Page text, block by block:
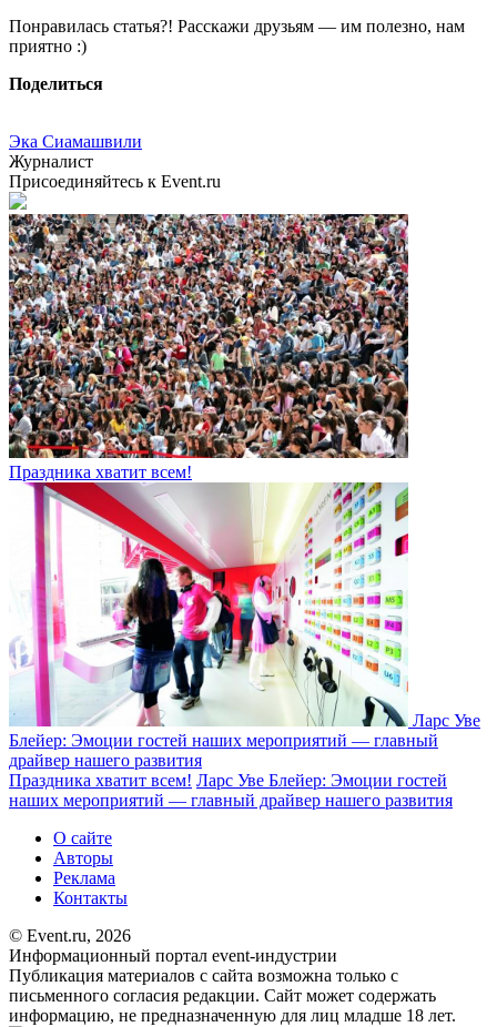
Понравилась статья?! Расскажи друзьям — им полезно, нам
приятно :)
Поделиться
Эка Сиамашвили
Журналист
Присоединяйтесь к Event.ru
Праздника хватит всем!
Ларс Уве
Блейер: Эмоции гостей наших мероприятий — главный
драйвер нашего развития
Праздника хватит всем! Ларс Уве Блейер: Эмоции гостей
наших мероприятий — главный драйвер нашего развития
О сайте
Авторы
Реклама
Контакты
© Event.ru, 2026
Информационный портал event-индустрии
Публикация материалов с сайта возможна только с
письменного согласия редакции. Сайт может содержать
информацию, не предназначенную для лиц младше 18 лет.